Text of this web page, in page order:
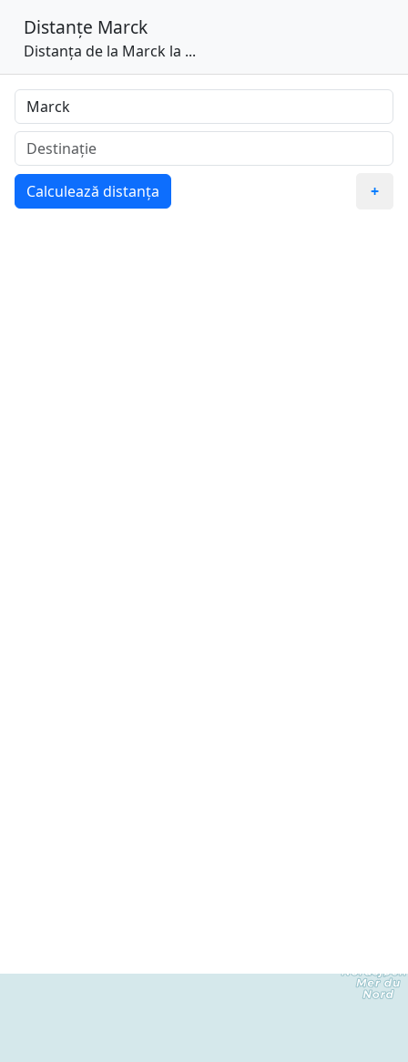
Distanțe Marck
Distanța de la Marck la ...
Calculează distanța +